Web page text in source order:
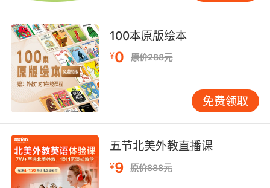
100本原版绘本
¥0 原价288元
免费领取
五节北美外教直播课
¥9 原价888元